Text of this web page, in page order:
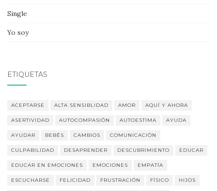
Single
Yo soy
ETIQUETAS
ACEPTARSE ALTA SENSIBLIDAD AMOR AQUÍ Y AHORA
ASERTIVIDAD AUTOCOMPASIÓN AUTOESTIMA AYUDA
AYUDAR BEBÉS CAMBIOS COMUNICACIÓN
CULPABILIDAD DESAPRENDER DESCUBRIMIENTO EDUCAR
EDUCAR EN EMOCIONES EMOCIONES EMPATÍA
ESCUCHARSE FELICIDAD FRUSTRACIÓN FÍSICO HIJOS